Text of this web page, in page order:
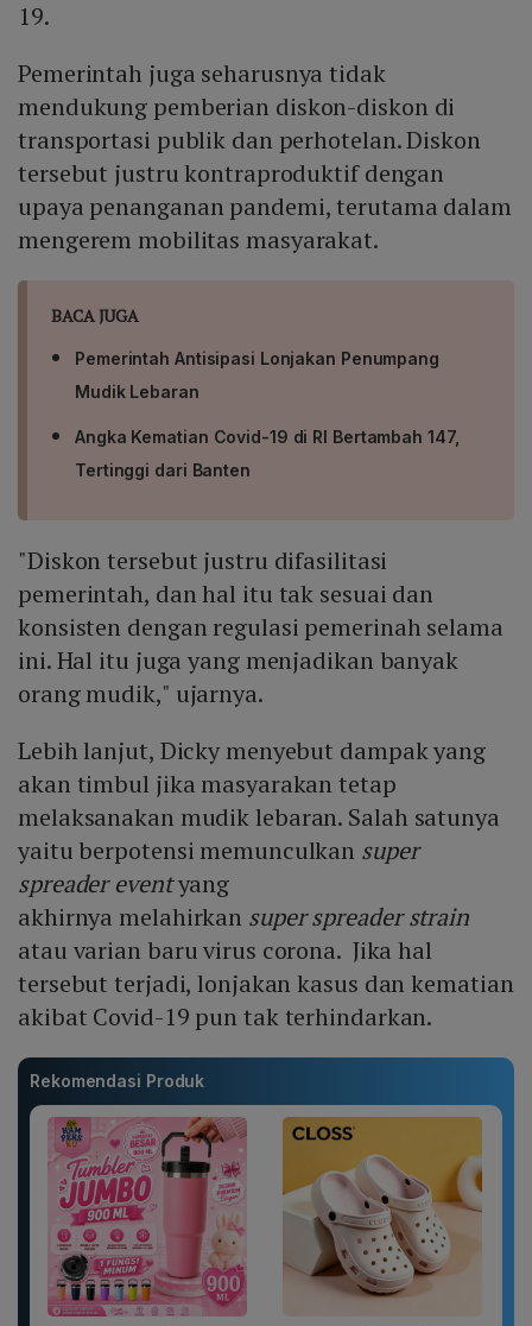
19.
Pemerintah juga seharusnya tidak
mendukung pemberian diskon-diskon di
transportasi publik dan perhotelan. Diskon
tersebut justru kontraproduktif dengan
upaya penanganan pandemi, terutama dalam
mengerem mobilitas masyarakat.
BACA JUGA
Pemerintah Antisipasi Lonjakan Penumpang
Mudik Lebaran
Angka Kematian Covid-19 di RI Bertambah 147,
Tertinggi dari Banten
"Diskon tersebut justru difasilitasi
pemerintah, dan hal itu tak sesuai dan
konsisten dengan regulasi pemerinah selama
ini. Hal itu juga yang menjadikan banyak
orang mudik," ujarnya.
Lebih lanjut, Dicky menyebut dampak yang
akan timbul jika masyarakan tetap
melaksanakan mudik lebaran. Salah satunya
yaitu berpotensi memunculkan super
spreader eventyang
akhirnya melahirkan super spreader strain
atau varian baru virus corona. Jika hal
tersebut terjadi, lonjakan kasus dan kematian
akibat Covid-19 pun tak terhindarkan.
Rekomendasi Produk